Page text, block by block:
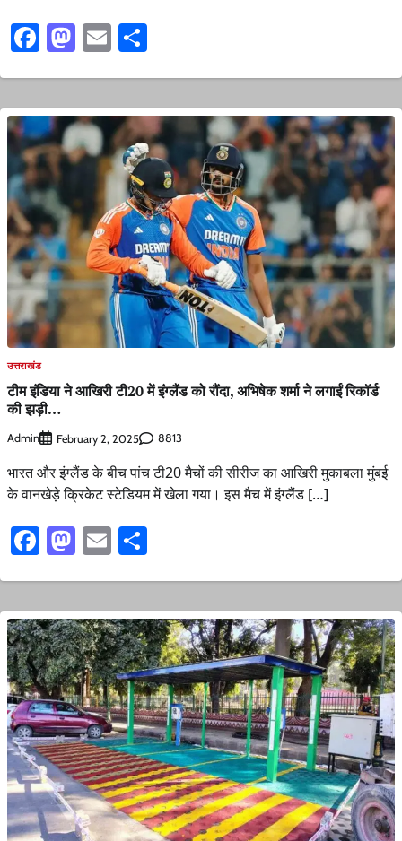
Facebook
Mastodon
Email
उत्तराखंड
टीम इंडिया ने आखिरी टी20 में इंग्लैंड को रौंदा, अभिषेक शर्मा ने लगाईं रिकॉर्ड
की झड़ी…
Admin February 2, 2025 8813
भारत और इंग्लैंड के बीच पांच टी20 मैचों की सीरीज का आखिरी मुकाबला मुंबई
के वानखेड़े क्रिकेट स्टेडियम में खेला गया। इस मैच में इंग्लैंड […]
Facebook
Mastodon
Email